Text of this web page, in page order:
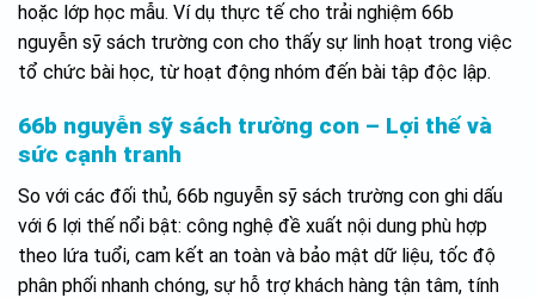
hoặc lớp học mẫu. Ví dụ thực tế cho trải nghiệm 66b
nguyễn sỹ sách trường con cho thấy sự linh hoạt trong việc
tổ chức bài học, từ hoạt động nhóm đến bài tập độc lập.
66b nguyễn sỹ sách trường con – Lợi thế và
sức cạnh tranh
So với các đối thủ, 66b nguyễn sỹ sách trường con ghi dấu
với 6 lợi thế nổi bật: công nghệ đề xuất nội dung phù hợp
theo lứa tuổi, cam kết an toàn và bảo mật dữ liệu, tốc độ
phân phối nhanh chóng, sự hỗ trợ khách hàng tận tâm, tính